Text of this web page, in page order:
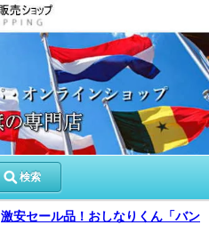
検索
激安セール品！おしなりくん「バン